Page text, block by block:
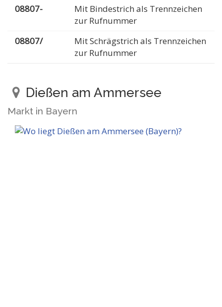
08807-
Mit Bindestrich als Trennzeichen
zur Rufnummer
08807/
Mit Schrägstrich als Trennzeichen
zur Rufnummer
Dießen am Ammersee
Markt in Bayern